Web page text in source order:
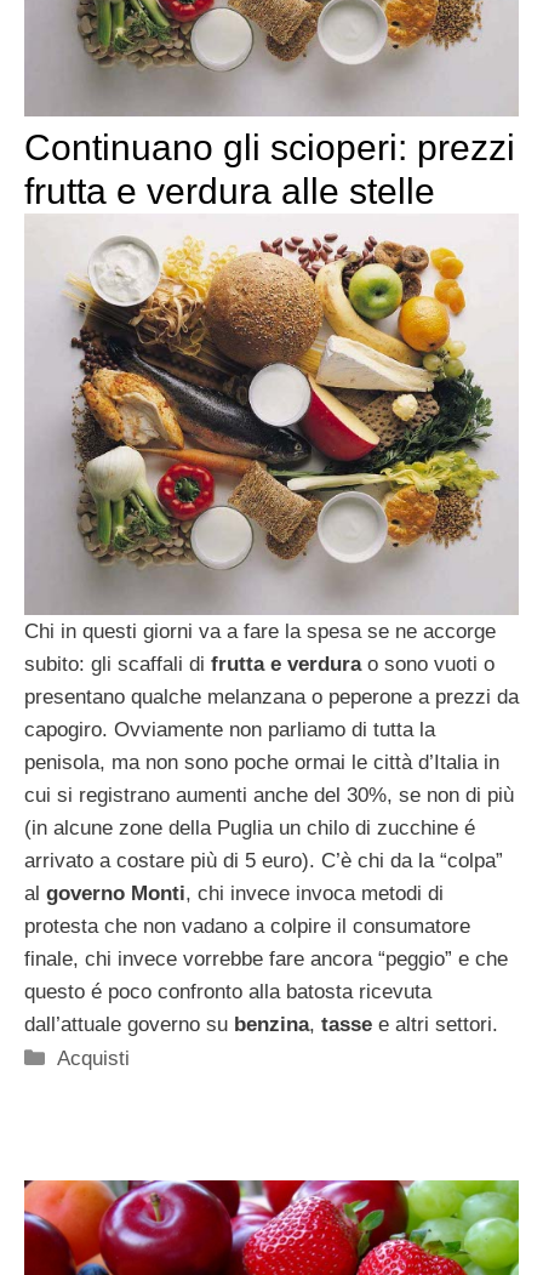
Continuano gli scioperi: prezzi
frutta e verdura alle stelle
Chi in questi giorni va a fare la spesa se ne accorge
subito: gli scaffali di frutta e verdurao sono vuoti o
presentano qualche melanzana o peperone a prezzi da
capogiro. Ovviamente non parliamo di tutta la
penisola, ma non sono poche ormai le città d’Italia in
cui si registrano aumenti anche del 30%, se non di più
(in alcune zone della Puglia un chilo di zucchine é
arrivato a costare più di 5 euro). C’è chi da la “colpa”
al governo Monti, chi invece invoca metodi di
protesta che non vadano a colpire il consumatore
finale, chi invece vorrebbe fare ancora “peggio” e che
questo é poco confronto alla batosta ricevuta
dall’attuale governo su benzina, tasse e altri settori.
Categorie
Acquisti